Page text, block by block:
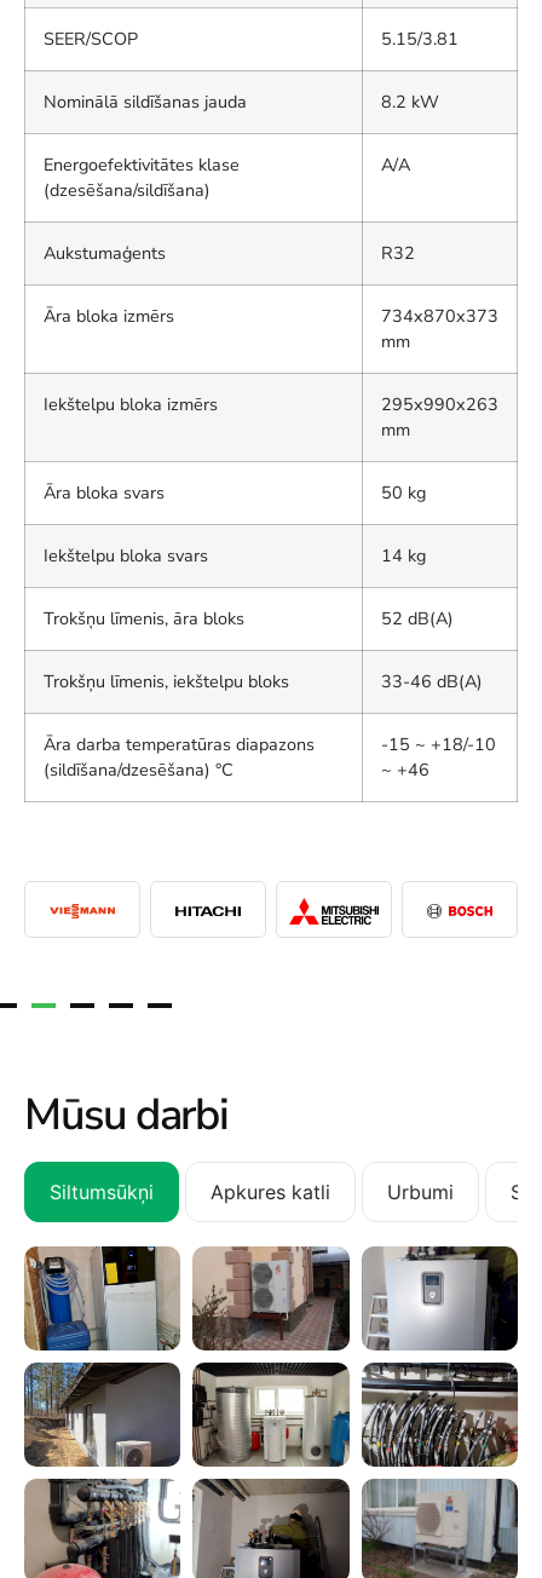
SEER/SCOP 5.15/3.81
Nominālā sildīšanas jauda 8.2 kW
Energoefektivitātes klase
(dzesēšana/sildīšana)
A/A
Aukstumaģents R32
Āra bloka izmērs
734x870x373
mm
Iekštelpu bloka izmērs
295x990x263
mm
Āra bloka svars 50 kg
Iekštelpu bloka svars 14 kg
Trokšņu līmenis, āra bloks 52 dB(A)
Trokšņu līmenis, iekštelpu bloks 33-46 dB(A)
Āra darba temperatūras diapazons
(sildīšana/dzesēšana) °C
-15 ~ +18/-10
~ +46
Mūsu darbi
Siltumsūkņi Apkures katli Urbumi